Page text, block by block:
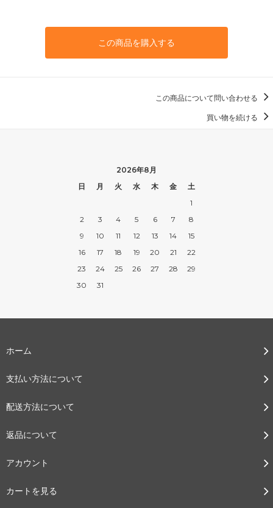
この商品を購入する
この商品について問い合わせる
買い物を続ける
2026年8月
日
月 火 水 木 金
土
1
2
3 4 5 6 7
8
9
10 11 12 13 14
15
16
17 18 19 20 21
22
23
24 25 26 27 28
29
30
31
ホーム
支払い方法について
配送方法について
返品について
アカウント
カートを見る